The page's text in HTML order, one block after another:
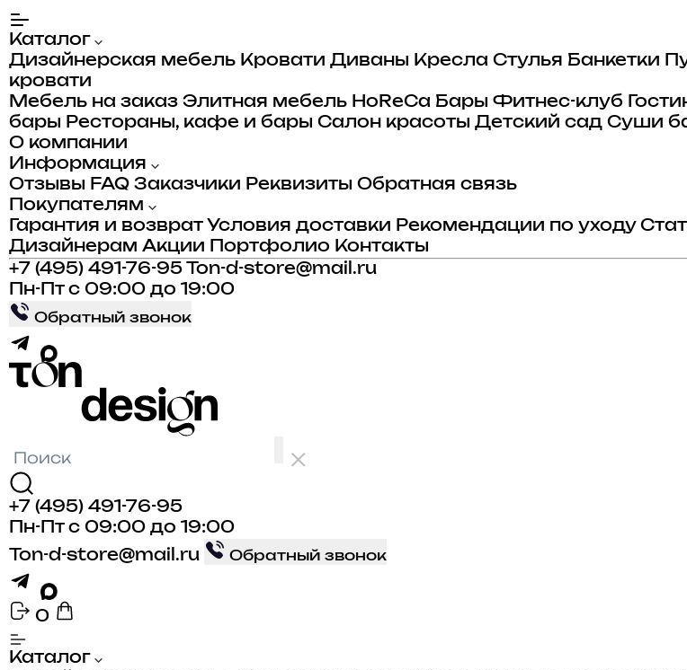
Каталог
Дизайнерская мебель Кровати Диваны Кресла Стулья Банкетки
кровати
Мебель на заказ Элитная мебель HoReCa Бары Фитнес-клуб
бары Рестораны, кафе и бары Салон красоты Детский сад Суши
О компании
Информация
Отзывы FAQ Заказчики Реквизиты Обратная связь
Покупателям
Гарантия и возврат Условия доставки Рекомендации по уходу
Дизайнерам Акции Портфолио Контакты
+7 (495) 491-76-95
Ton-d-store@mail.ru
Пн-Пт с 09:00 до 19:00
Обратный звонок
+7 (495) 491-76-95
Пн-Пт с 09:00 до 19:00
Ton-d-store@mail.ru
Обратный звонок
0
Каталог